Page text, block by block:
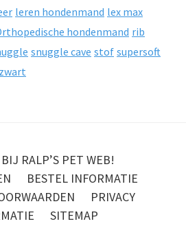
leren hondenmand lex max
hondenmand rib
snuggle cave stof supersoft
zwart
RALP’S PET WEB!
BESTEL INFORMATIE
PRIVACY
SITEMAP